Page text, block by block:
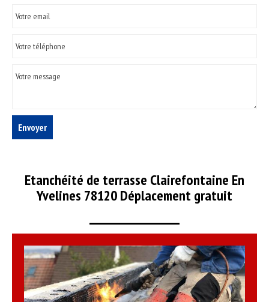
Etanchéité de terrasse Clairefontaine En
Yvelines 78120 Déplacement gratuit